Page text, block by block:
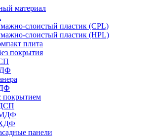
материал
слоистый пластик (CPL)
слоистый пластик (HPL)
плита
покрытия
покрытием
панели